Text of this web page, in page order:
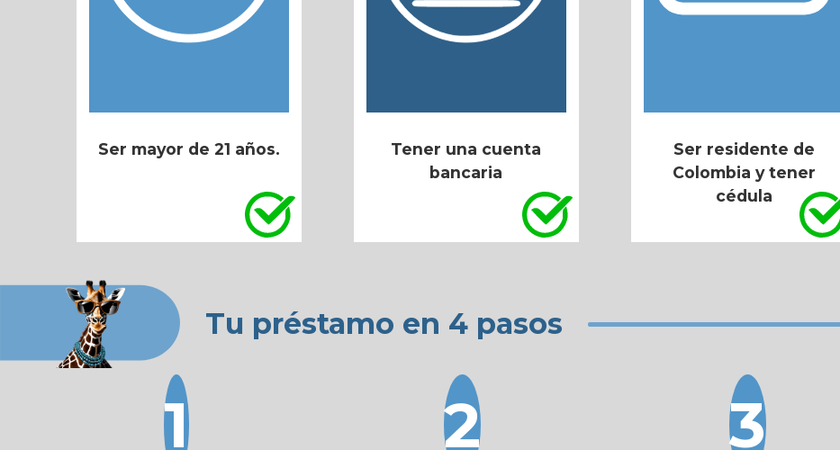
Ser mayor de 21 años.
Tener una cuenta
bancaria
Ser residente de
Colombia y tener
cédula
Tu préstamo en 4 pasos